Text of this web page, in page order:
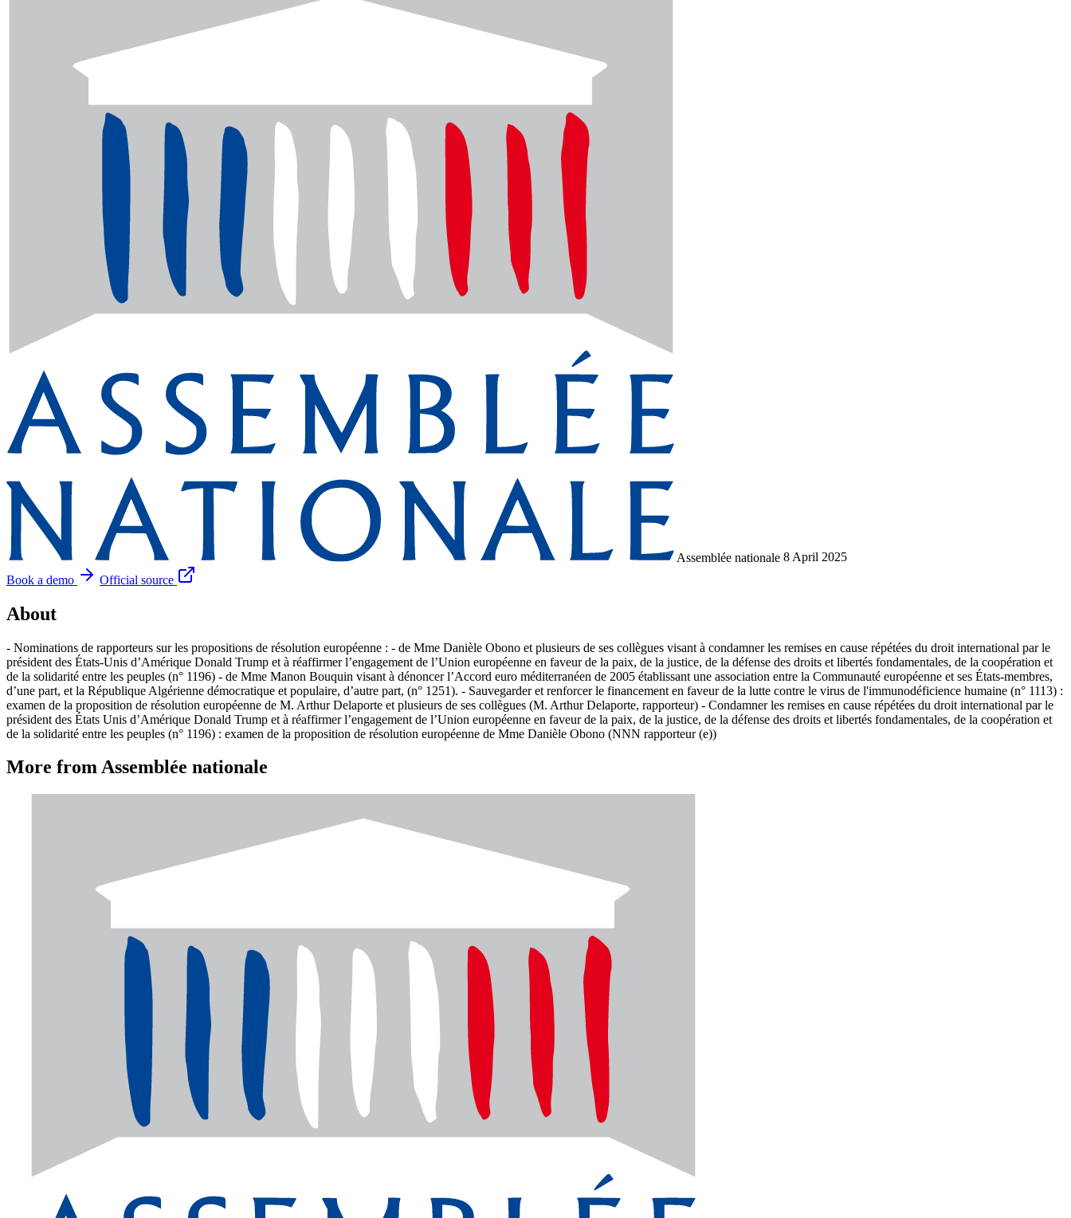
Assemblée nationale 8 April 2025
Book a demo
Official source
About
- Nominations de rapporteurs sur les propositions de résolution européenne : - de Mme Danièle Obono et plusieurs de ses collègues visant à condamner les remises en cause répétées du droit international par le
président des États-Unis d’Amérique Donald Trump et à réaffirmer l’engagement de l’Union européenne en faveur de la paix, de la justice, de la défense des droits et libertés fondamentales, de la coopération et
de la solidarité entre les peuples (n° 1196) - de Mme Manon Bouquin visant à dénoncer l’Accord euro méditerranéen de 2005 établissant une association entre la Communauté européenne et ses États-membres,
d’une part, et la République Algérienne démocratique et populaire, d’autre part, (n° 1251). - Sauvegarder et renforcer le financement en faveur de la lutte contre le virus de l'immunodéficience humaine (n° 1113) :
examen de la proposition de résolution européenne de M. Arthur Delaporte et plusieurs de ses collègues (M. Arthur Delaporte, rapporteur) - Condamner les remises en cause répétées du droit international par le
président des États Unis d’Amérique Donald Trump et à réaffirmer l’engagement de l’Union européenne en faveur de la paix, de la justice, de la défense des droits et libertés fondamentales, de la coopération et
de la solidarité entre les peuples (n° 1196) : examen de la proposition de résolution européenne de Mme Danièle Obono (NNN rapporteur (e))
More from Assemblée nationale